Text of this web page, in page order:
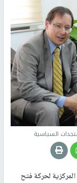
السياسية
لحركة فتح